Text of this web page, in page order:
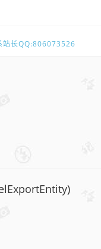
站长QQ:806073526